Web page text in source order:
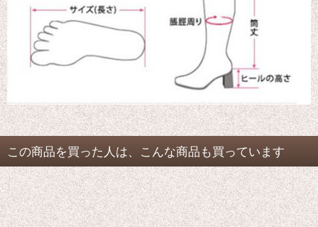
この商品を買った人は、こんな商品も買っています